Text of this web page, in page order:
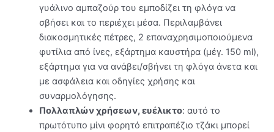
γυάλινο αμπαζούρ του εμποδίζει τη φλόγα να
σβήσει και το περιέχει μέσα. Περιλαμβάνει
διακοσμητικές πέτρες, 2 επαναχρησιμοποιούμενα
φυτίλια από ίνες, εξάρτημα καυστήρα (μέγ. 150 ml),
εξάρτημα για να ανάβει/σβήνει τη φλόγα άνετα και
με ασφάλεια και οδηγίες χρήσης και
συναρμολόγησης.
Πολλαπλών χρήσεων, ευέλικτο: αυτό το
πρωτότυπο μίνι φορητό επιτραπέζιο τζάκι μπορεί